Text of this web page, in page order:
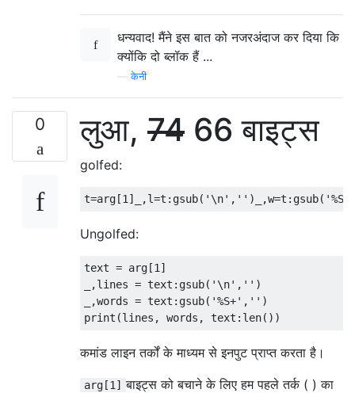
धन्यवाद! मैंने इस बात को नजरअंदाज कर दिया कि
क्योंकि दो ब्लॉक हैं ...
—केनी
0 लुआ, 74 66 बाइट्स
golfed:
Ungolfed:
text = arg[1]
_,lines = text:gsub('\n','')
_,words = text:gsub('%S+','')
कमांड लाइन तर्कों के माध्यम से इनपुट प्राप्त करता है।
arg[1] बाइट्स को बचाने के लिए हम पहले तर्क ( ) का